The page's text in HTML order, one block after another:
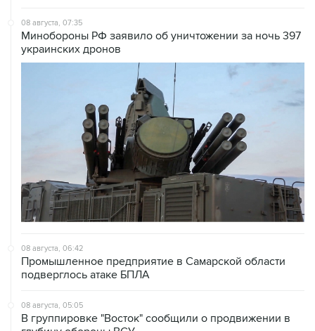
08 августа, 07:35
Минобороны РФ заявило об уничтожении за ночь 397
украинских дронов
08 августа, 06:42
Промышленное предприятие в Самарской области
подверглось атаке БПЛА
08 августа, 05:05
В группировке "Восток" сообщили о продвижении в